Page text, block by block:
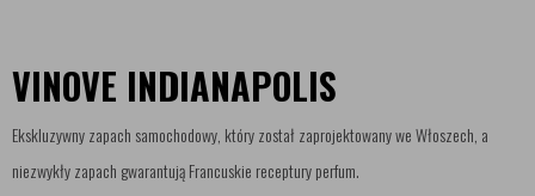
VINOVE INDIANAPOLIS
Ekskluzywny zapach samochodowy, który został zaprojektowany we Włoszech, a
niezwykły zapach gwarantują Francuskie receptury perfum.